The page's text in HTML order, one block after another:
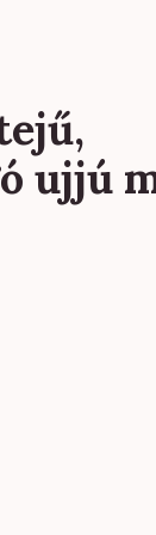
ujjú